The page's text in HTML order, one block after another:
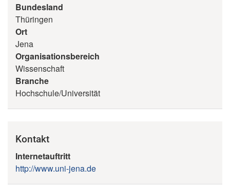
Bundesland
Thüringen
Ort
Jena
Organisationsbereich
Wissenschaft
Branche
Hochschule/Universität
Kontakt
Internetauftritt
http://www.uni-jena.de